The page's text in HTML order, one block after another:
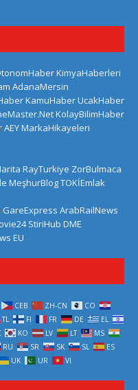
KimyaHaberleri
AdanaMersin
KamuHaberUcakHaber
KolayBilimHaber
AEYMarkaHikayeleri
RayTurkiye ZorBulmaca
MeşhurBlogTOKİEmlak
GareExpress ArabRailNews
StiriHub DME
EU
CEB ZH-CN
CO
TL FI FR DE
EL
KO LV LT
MS
RU SR SK SL
ES
UK UR VI